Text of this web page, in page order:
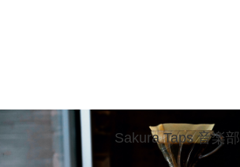
Sakura Taps 音楽部